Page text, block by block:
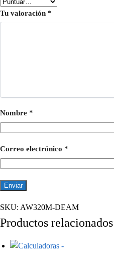
Tu valoración *
Nombre *
Correo electrónico *
SKU: AW320M-DEAM
Productos relacionados